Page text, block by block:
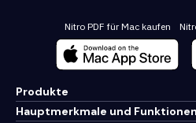
Nitro PDF für Mac kaufen
Produkte
Hauptmerkmale und Funktionen